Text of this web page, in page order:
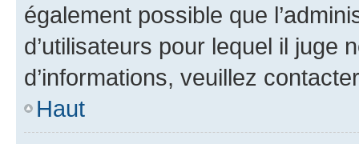
également possible que
d’utilisateurs pour lequel il juge
d’informations, veuillez
Haut